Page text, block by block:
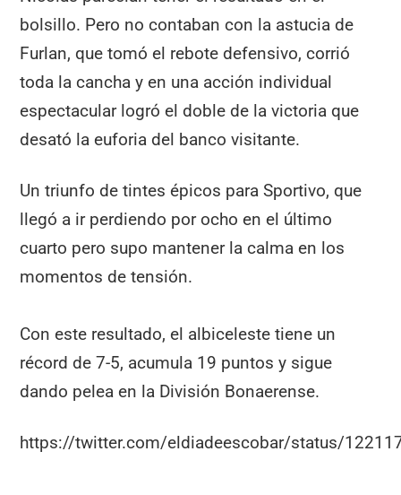
bolsillo. Pero no contaban con la astucia de
Furlan, que tomó el rebote defensivo, corrió
toda la cancha y en una acción individual
espectacular logró el doble de la victoria que
desató la euforia del banco visitante.
Un triunfo de tintes épicos para Sportivo, que
llegó a ir perdiendo por ocho en el último
cuarto pero supo mantener la calma en los
momentos de tensión.
Con este resultado, el albiceleste tiene un
récord de 7-5, acumula 19 puntos y sigue
dando pelea en la División Bonaerense.
https://twitter.com/eldiadeescobar/status/